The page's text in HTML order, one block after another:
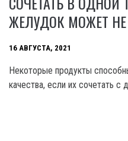
ЖЕЛУДОК МОЖЕТ
16 АВГУСТА, 2021
Некоторые продукты
качества, если их сочетать с